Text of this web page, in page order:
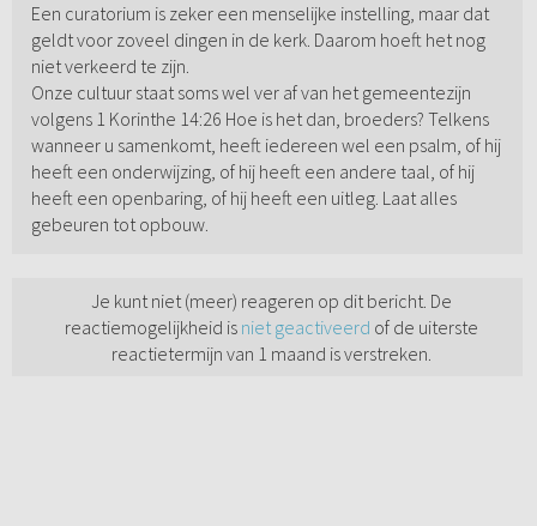
Een curatorium is zeker een menselijke instelling, maar dat
geldt voor zoveel dingen in de kerk. Daarom hoeft het nog
niet verkeerd te zijn.
Onze cultuur staat soms wel ver af van het gemeentezijn
volgens 1 Korinthe 14:26 Hoe is het dan, broeders? Telkens
wanneer u samenkomt, heeft iedereen wel een psalm, of hij
heeft een onderwijzing, of hij heeft een andere taal, of hij
heeft een openbaring, of hij heeft een uitleg. Laat alles
gebeuren tot opbouw.
Je kunt niet (meer) reageren op dit bericht. De
reactiemogelijkheid is niet geactiveerd of de uiterste
reactietermijn van 1 maand is verstreken.